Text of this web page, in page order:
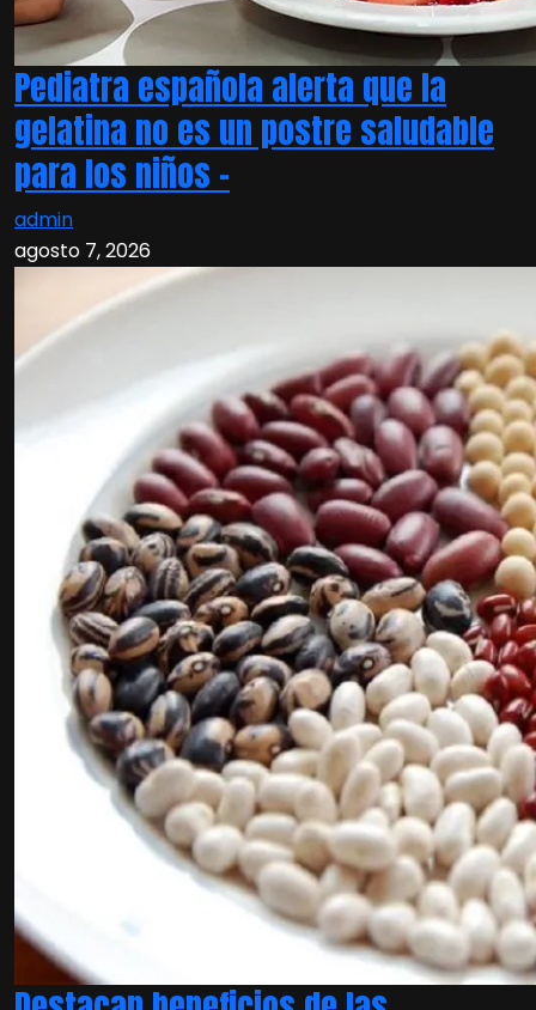
Pediatra española alerta que la
gelatina no es un postre saludable
para los niños –
admin
agosto 7, 2026